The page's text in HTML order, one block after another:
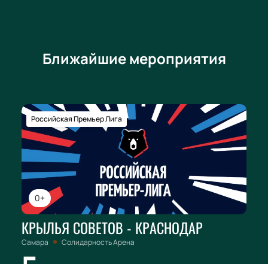
Ближайшие мероприятия
0+
Российская Премьер Лига
КРЫЛЬЯ СОВЕТОВ - КРАСНОДАР
Самара Солидарность Арена